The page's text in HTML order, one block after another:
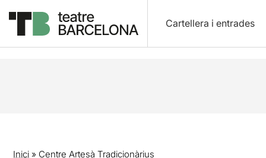
Cartellera i entrades
Inici » Centre Artesà Tradicionàrius